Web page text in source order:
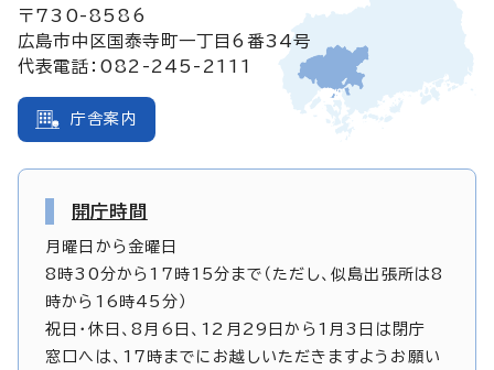
〒730-8586
広島市中区国泰寺町一丁目6番34号
代表電話：082-245-2111
庁舎案内
開庁時間
月曜日から金曜日
8時30分から17時15分まで（ただし、似島出張所は8
時から16時45分）
祝日・休日、8月6日、12月29日から1月3日は閉庁
窓口へは、17時までにお越しいただきますようお願い